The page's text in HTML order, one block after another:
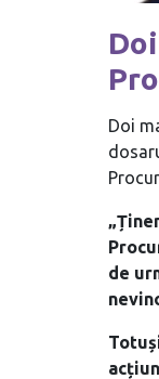
Doi
de